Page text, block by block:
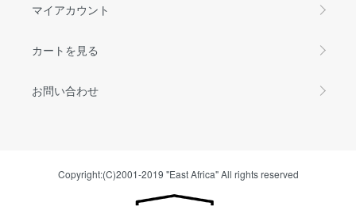
マイアカウント
カートを見る
お問い合わせ
Copyright:(C)2001-2019 "East Africa" All rights reserved